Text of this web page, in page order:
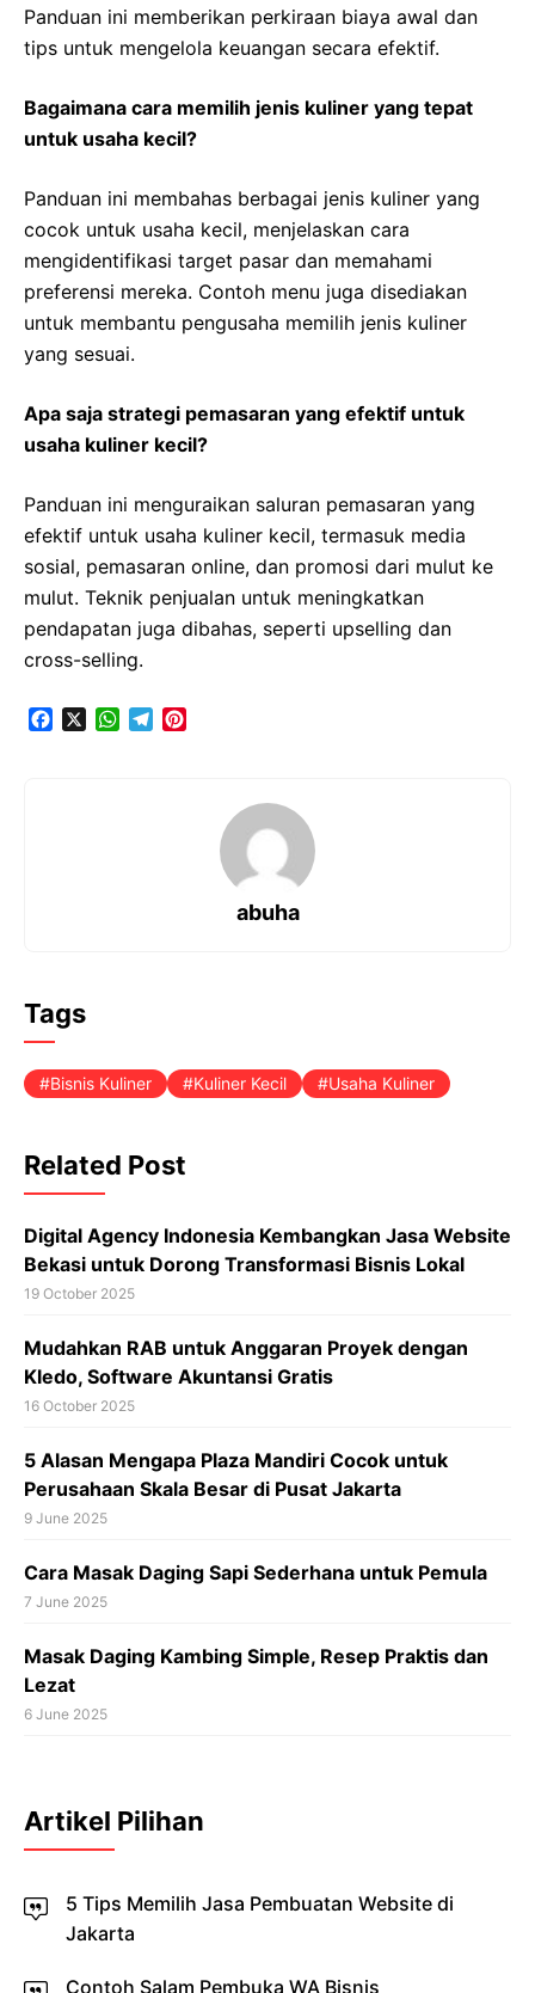
Panduan ini memberikan perkiraan biaya awal dan
tips untuk mengelola keuangan secara efektif.
Bagaimana cara memilih jenis kuliner yang tepat
untuk usaha kecil?
Panduan ini membahas berbagai jenis kuliner yang
cocok untuk usaha kecil, menjelaskan cara
mengidentifikasi target pasar dan memahami
preferensi mereka. Contoh menu juga disediakan
untuk membantu pengusaha memilih jenis kuliner
yang sesuai.
Apa saja strategi pemasaran yang efektif untuk
usaha kuliner kecil?
Panduan ini menguraikan saluran pemasaran yang
efektif untuk usaha kuliner kecil, termasuk media
sosial, pemasaran online, dan promosi dari mulut ke
mulut. Teknik penjualan untuk meningkatkan
pendapatan juga dibahas, seperti upselling dan
cross-selling.
W
abuha
Tags
Bisnis Kuliner Kuliner Kecil Usaha Kuliner
Related Post
Digital Agency Indonesia Kembangkan Jasa Website
Bekasi untuk Dorong Transformasi Bisnis Lokal
19 October 2025
Mudahkan RAB untuk Anggaran Proyek dengan
Kledo, Software Akuntansi Gratis
16 October 2025
5 Alasan Mengapa Plaza Mandiri Cocok untuk
Perusahaan Skala Besar di Pusat Jakarta
9 June 2025
Cara Masak Daging Sapi Sederhana untuk Pemula
7 June 2025
Masak Daging Kambing Simple, Resep Praktis dan
Lezat
6 June 2025
Artikel Pilihan
5 Tips Memilih Jasa Pembuatan Website di
Jakarta
Contoh Salam Pembuka WA Bisnis